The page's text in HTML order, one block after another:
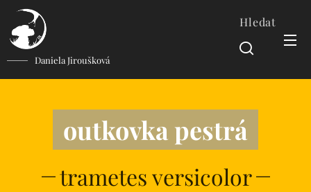
Daniela Jiroušková
Hledat
outkovka pestrá
trametes versicolor